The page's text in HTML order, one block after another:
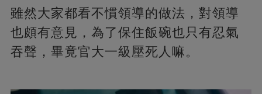
雖然大家都看不慣領導的做法，對領導
也頗有意見，為了保住飯碗也只有忍氣
吞聲，畢竟官大一級壓死人嘛。